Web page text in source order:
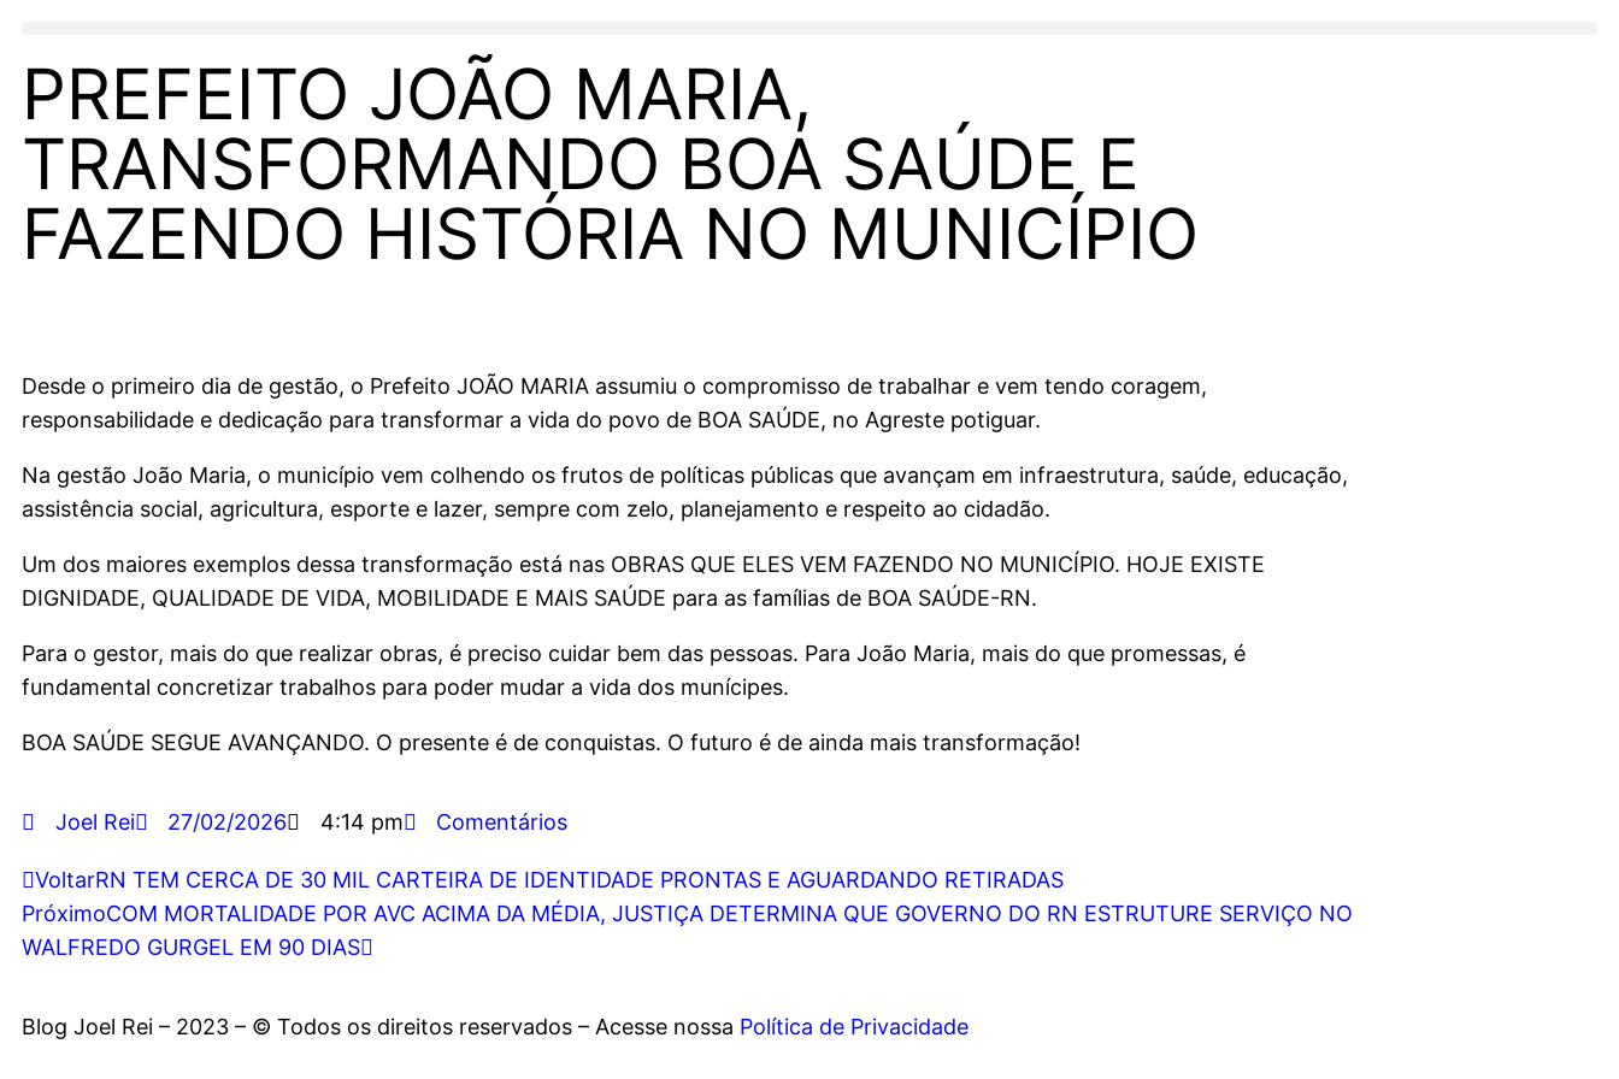
PREFEITO JOÃO MARIA,
TRANSFORMANDO BOA SAÚDE E
FAZENDO HISTÓRIA NO MUNICÍPIO
Desde o primeiro dia de gestão, o Prefeito JOÃO MARIA assumiu o compromisso de trabalhar e vem tendo coragem,
responsabilidade e dedicação para transformar a vida do povo de BOA SAÚDE, no Agreste potiguar.
Na gestão João Maria, o município vem colhendo os frutos de políticas públicas que avançam em infraestrutura, saúde, educação,
assistência social, agricultura, esporte e lazer, sempre com zelo, planejamento e respeito ao cidadão.
Um dos maiores exemplos dessa transformação está nas OBRAS QUE ELES VEM FAZENDO NO MUNICÍPIO. HOJE EXISTE
DIGNIDADE, QUALIDADE DE VIDA, MOBILIDADE E MAIS SAÚDE para as famílias de BOA SAÚDE-RN.
Para o gestor, mais do que realizar obras, é preciso cuidar bem das pessoas. Para João Maria, mais do que promessas, é
fundamental concretizar trabalhos para poder mudar a vida dos munícipes.
BOA SAÚDE SEGUE AVANÇANDO. O presente é de conquistas. O futuro é de ainda mais transformação!
Joel Rei 27/02/2026 4:14 pm Comentários
VoltarRN TEM CERCA DE 30 MIL CARTEIRA DE IDENTIDADE PRONTAS E AGUARDANDO RETIRADAS
PróximoCOM MORTALIDADE POR AVC ACIMA DA MÉDIA, JUSTIÇA DETERMINA QUE GOVERNO DO RN ESTRUTURE SERVIÇO NO
WALFREDO GURGEL EM 90 DIAS
Blog Joel Rei – 2023 – © Todos os direitos reservados – Acesse nossa Política de Privacidade